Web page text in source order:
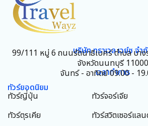
บริษัท ทราเวล เวย์ซ จำ
99/111 หมู่ 6 ถนนรัตนาธิเบศร์ ตำบล บา
จังหวัดนนทบุรี 11000
เวลาทำการ
จันทร์ - อาทิตย์ 09.00 -
ทัวร์ยอดนิยม
ทัวร์ญี่ปุ่น
ทัวร์ตุรเคีย
ทัวร์จอร์เจีย
ทัวร์สวิตเซอร์แล